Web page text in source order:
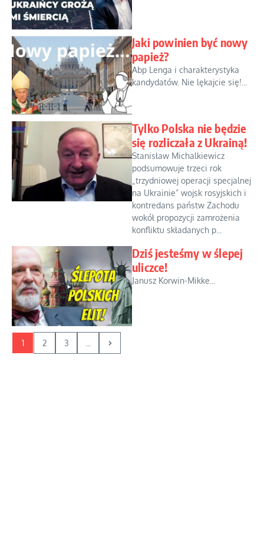
Jaki powinien być nowy
papież?
Abp Lenga i charakterystyka
kandydatów. Nie lękajcie się!...
Tylko Polska nie będzie
się rozliczała z Ukrainą!
Stanisław Michalkiewicz
podsumowuje trzeci rok
„trzydniowej operacji specjalnej
na Ukrainie” wojsk rosyjskich i
kontredans państw Zachodu
wokół propozycji zamrożenia
konfliktu składanych p...
Dziś jesteśmy w ślepej
uliczce!
Janusz Korwin-Mikke...
1 2 3